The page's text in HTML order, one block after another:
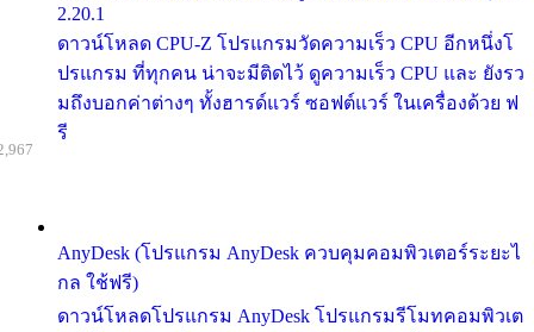
2.20.1
ดาวน์โหลด CPU-Z โปรแกรมวัดความเร็ว CPU อีกหนึ่งโ
ปรแกรม ที่ทุกคน น่าจะมีติดไว้ ดูความเร็ว CPU และ ยังรว
มถึงบอกค่าต่างๆ ทั้งฮารด์แวร์ ซอฟต์แวร์ ในเครื่องด้วย ฟ
รี
AnyDesk (โปรแกรม AnyDesk ควบคุมคอมพิวเตอร์ระยะไ
กล ใช้ฟรี)
ดาวน์โหลดโปรแกรม AnyDesk โปรแกรมรีโมทคอมพิวเต